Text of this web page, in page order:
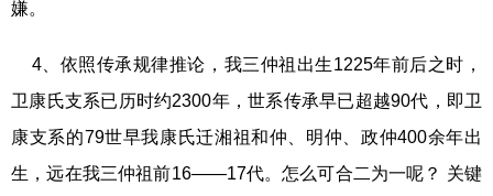
嫌。
4、依照传承规律推论，我三仲祖出生1225年前后之时，
卫康氏支系已历时约2300年，世系传承早已超越90代，即卫
康支系的79世早我康氏迁湘祖和仲、明仲、政仲400余年出
生，远在我三仲祖前16——17代。怎么可合二为一呢？ 关键